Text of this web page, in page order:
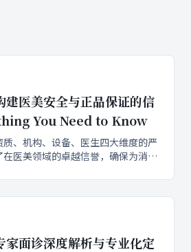
建医美安全与正品保证的信
You Need to Know
、机构、设备、医生四大维度的严
医美领域的卓越信誉，确保为消费
理和注射项目均在符合医疗标准的
所有进场设备和注射制剂实行严格
家面诊深度解析与专业化定